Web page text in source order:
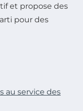
et propose des
pour des
au service des